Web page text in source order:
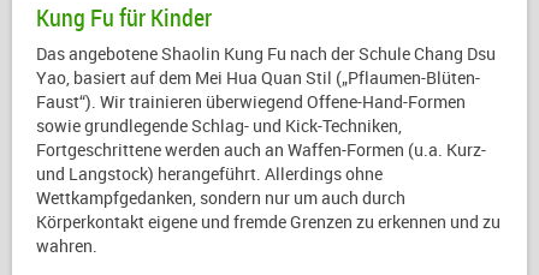
Kung Fu für Kinder
Das angebotene Shaolin Kung Fu nach der Schule Chang Dsu
Yao, basiert auf dem Mei Hua Quan Stil („Pflaumen-Blüten-
Faust“). Wir trainieren überwiegend Offene-Hand-Formen
sowie grundlegende Schlag- und Kick-Techniken,
Fortgeschrittene werden auch an Waffen-Formen (u.a. Kurz-
und Langstock) herangeführt. Allerdings ohne
Wettkampfgedanken, sondern nur um auch durch
Körperkontakt eigene und fremde Grenzen zu erkennen und zu
wahren.